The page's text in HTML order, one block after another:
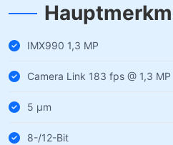
IMX990 1,3 MP
Camera Link 183 fps @ 1,3 MP
5 µm
8-/12-Bit